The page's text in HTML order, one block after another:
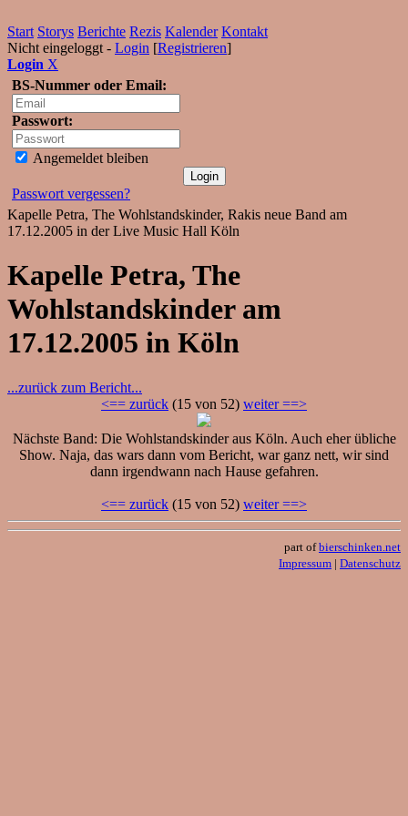
Start Storys Berichte Rezis Kalender Kontakt
Nicht eingeloggt - Login [Registrieren]
Login X
BS-Nummer oder Email:
Passwort:
Angemeldet bleiben
Passwort vergessen?
Kapelle Petra, The Wohlstandskinder, Rakis neue Band am
17.12.2005 in der Live Music Hall Köln
Kapelle Petra, The
Wohlstandskinder am
17.12.2005 in Köln
...zurück zum Bericht...
<== zurück (15 von 52) weiter ==>
Nächste Band: Die Wohlstandskinder aus Köln. Auch eher übliche
Show. Naja, das wars dann vom Bericht, war ganz nett, wir sind
dann irgendwann nach Hause gefahren.
<== zurück (15 von 52) weiter ==>
part ofbierschinken.net
Impressum | Datenschutz